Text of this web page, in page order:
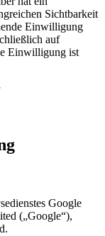
Sichtbarkeit
Einwilligung
auf
Einwilligung ist
Google
(„Google“),